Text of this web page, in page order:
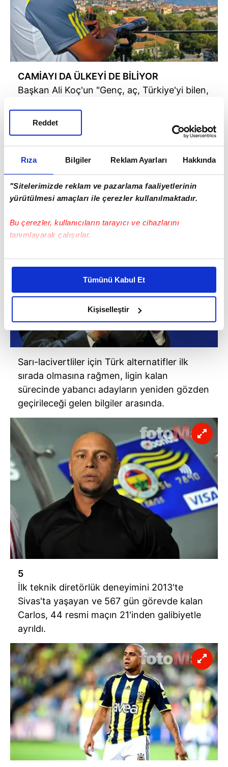
Rıza Bilgiler Reklam Ayarları Hakkında
"Sitelerimizde reklam ve pazarlama faaliyetlerinin
yürütülmesi amaçları ile çerezler kullanılmaktadır.
Bu çerezler, kullanıcıların tarayıcı ve cihazlarını
tanımlayarak çalışırlar.
Bu çerezlere izin vermeniz halinde sizlere özel
daha iyi reklam deneyimi yaşatabiliriz. Bunu yaparken
amacımızın size daha iyi bir reklam deneyimi sunmak
olduğunu ve sizlere en iyi içerikleri sunabilmek adına
elimizden gelen çabayı gösterdiğimizi ve bu noktada,
reklamların maliyetlerimizi karşılamak noktasında tek gelir
kalemimiz olduğunu sizlere hatırlatmak isteriz.
Her halükârda, kullanıcılar, bu çerezlere izin vermedikleri
takdirde, kullanıcılara hedefli reklamlar
gösterilmeyecektir."
Sizlere daha iyi bir hizmet sunabilmek için İnternet
Sitemizde kendimize ve üçüncü kişilere ait çerezler
kullanılmaktadır. Bu çerezler vasıtasıyla çeşitli kişisel
verileriniz işlenmekte olup gerekli olan çerezler bilgi
toplumu hizmetlerinin sunulması amacıyla
kullanılmaktadır. Diğer çerezler, sitemizin daha işlevsel
kılınması ve kişiselleştirilmesi ve sizlere yönelik
reklam/pazarlama faaliyetlerinin yapılması, amaçlarıyla
sınırlı olarak açık rızanız dahilinde kullanılacaktır.
Çerezlere ilişkin tercihlerinizi aşağıda yer alan panel
vasıtasıyla belirleyebilirsiniz. Çerezlere ilişkin detaylı bilgi
Metnimizi
6698 sayılı Kişisel Verilerin Korunması Kanunu uyarınca
hazırlanmış Aydınlatma Metnimizi okumak ve sitemizde
ilgili mevzuata uygun olarak kullanılan çerezlerle ilgili bilgi
Tümünü Kabul Et
Kişiselleştir
Reddet
CAMİAYI DA ÜLKEYİ DE BİLİYOR
Başkan Ali Koç'un "Genç, aç, Türkiye'yi bilen,
40-50 yaşları arasında cesur bir hoca"
kriterlerine uyan 47 yaşındaki Roberto
Carlos hem F.Bahçe'nin şartlarını biliyor hem
de Sivasspor ve Akhisarspor'da çalıştığı için
Türkiye coğrafyasına yabancı değil.
Sarı-lacivertliler için Türk alternatifler ilk
sırada olmasına rağmen, ligin kalan
sürecinde yabancı adayların yeniden gözden
geçirileceği gelen bilgiler arasında.
5
İlk teknik diretörlük deneyimini 2013'te
Sivas'ta yaşayan ve 567 gün görevde kalan
Carlos, 44 resmi maçın 21'inden galibiyetle
ayrıldı.